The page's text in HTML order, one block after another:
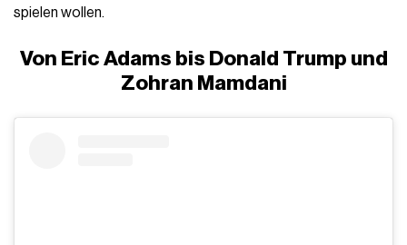
spielen wollen.
Von Eric Adams bis Donald Trump und
Zohran Mamdani